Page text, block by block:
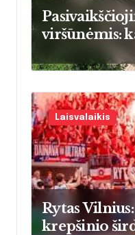
viršūnėmis:
šilumos
namų
Lietuvoje
Laisvalaikis
Rytas
krepšinio